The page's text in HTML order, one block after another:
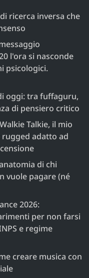
ricerca inversa che
l'ora si nasconde
psicologici.
oggi: tra fuffaguru,
di pensiero critico
Talkie, il mio
adatto ad
di chi
vuole pagare (né
2026:
per non farsi
e regime
creare musica con